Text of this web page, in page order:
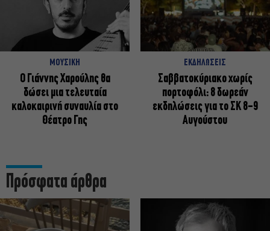
ΜΟΥΣΙΚΗ
Ο Γιάννης Χαρούλης θα
δώσει μια τελευταία
καλοκαιρινή συναυλία στο
Θέατρο Γης
ΕΚΔΗΛΩΣΕΙΣ
Σαββατοκύριακο χωρίς
πορτοφόλι: 8 δωρεάν
εκδηλώσεις για το ΣΚ 8-9
Αυγούστου
Πρόσφατα άρθρα